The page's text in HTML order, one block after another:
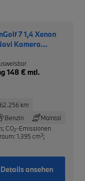
7 1,4 Xenon
Kamera
148 € mtl.
62.256 km
Benzin
Maintal
; CO2-Emissionen
1.395 cm3;
Details ansehen